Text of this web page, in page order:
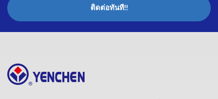
ติดต่อทันที!!